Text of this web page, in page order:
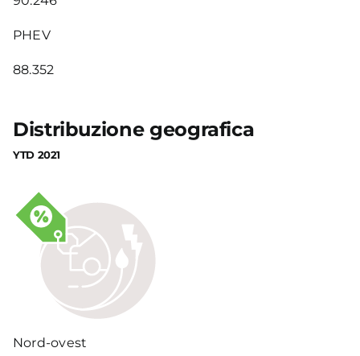
PHEV
88.352
Distribuzione geografica
YTD 2021
Nord-ovest